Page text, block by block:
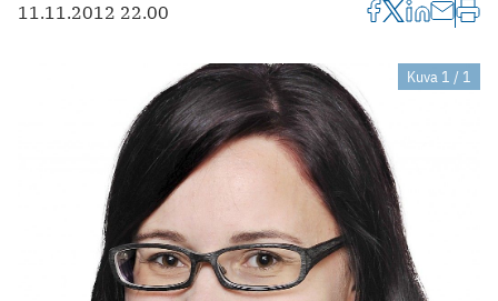
11.11.2012 22.00
Kuva 1 / 1